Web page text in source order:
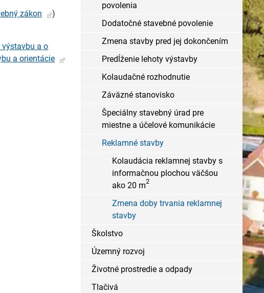
zákon
)
a o
a orientácie
povolenia
Dodatočné stavebné povolenie
Zmena stavby pred jej dokončením
Predĺženie lehoty výstavby
Kolaudačné rozhodnutie
Záväzné stanovisko
Špeciálny stavebný úrad pre
miestne a účelové komunikácie
Reklamné stavby
Kolaudácia reklamnej stavby s
informačnou plochou väčšou
ako 20 m2
Zmena doby trvania reklamnej
stavby
Školstvo
Územný rozvoj
Životné prostredie a odpady
Tlačivá